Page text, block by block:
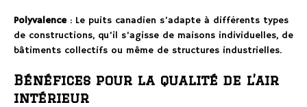
Polyvalence: Le puits canadien s’adapte à différents types
de constructions, qu’il s’agisse de maisons individuelles, de
bâtiments collectifs ou même de structures industrielles.
Bénéfices pour la qualité de l’air
intérieur